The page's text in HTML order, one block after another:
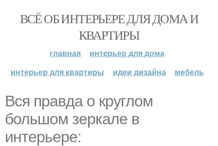
ВСЁ ОБ ИНТЕРЬЕРЕ ДЛЯ ДОМА И
КВАРТИРЫ
главная
интерьер для дома
интерьер для квартиры
идеи дизайна мебель
Вся правда о круглом
большом зеркале в
интерьере: